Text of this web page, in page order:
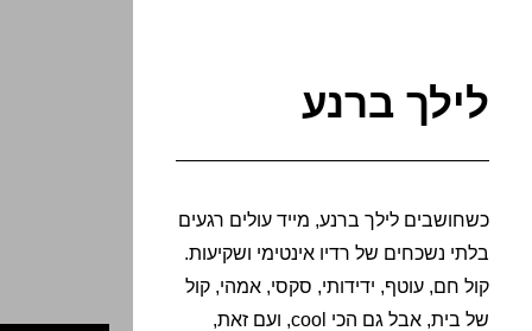
לילך ברנע
כשחושבים לילך ברנע, מייד עולים רגעים
בלתי נשכחים של רדיו אינטימי ושקיעות.
קול חם, עוטף, ידידותי, סקסי, אמהי, קול
של בית, אבל גם הכי cool, ועם זאת,